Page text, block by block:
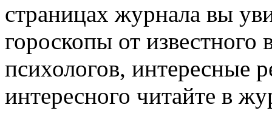
страницах журнала вы
гороскопы от известного
психологов, интересные
интересного читайте в